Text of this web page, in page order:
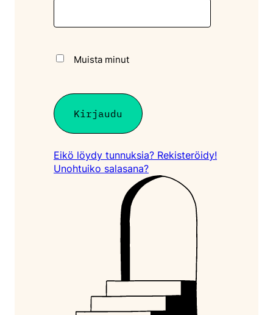
Muista minut
Eikö löydy tunnuksia? Rekisteröidy!
Unohtuiko salasana?